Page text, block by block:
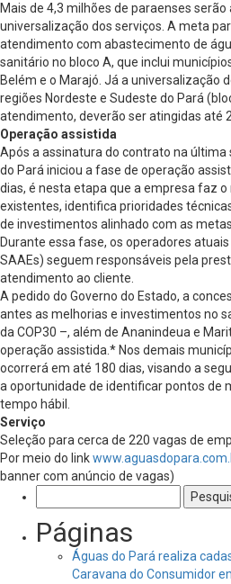
Mais de 4,3 milhões de paraenses
universalização dos serviços. A meta
atendimento com abastecimento de
sanitário no bloco A, que inclui
Belém e o Marajó. Já a universalização
regiões Nordeste e Sudeste do Pará
atendimento, deverão ser atingidas até
Operação assistida
Após a assinatura do contrato na
do Pará iniciou a fase de operação
dias, é nesta etapa que a empresa faz
existentes, identifica prioridades
de investimentos alinhado com as
Durante essa fase, os operadores
SAAEs) seguem responsáveis pela
atendimento ao cliente.
A pedido do Governo do Estado, a
antes as melhorias e investimentos no
da COP30 –, além de Ananindeua e
operação assistida.* Nos demais
ocorrerá em até 180 dias, visando a
a oportunidade de identificar pontos de
tempo hábil.
Serviço
Seleção para cerca de 220 vagas de
Por meio do link
banner com anúncio de vagas)
por:
Páginas
Águas do Pará realiza
Caravana do Consumidor